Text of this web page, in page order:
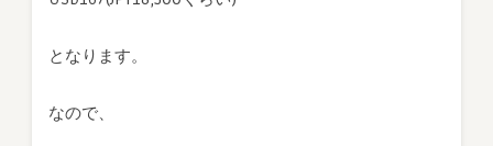
となります。
なので、